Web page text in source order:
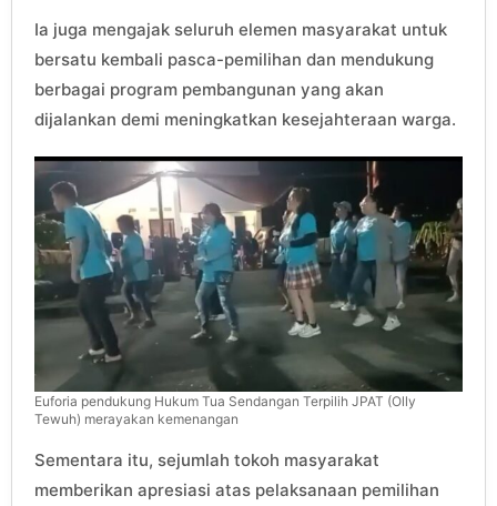
Ia juga mengajak seluruh elemen masyarakat untuk
bersatu kembali pasca-pemilihan dan mendukung
berbagai program pembangunan yang akan
dijalankan demi meningkatkan kesejahteraan warga.
Euforia pendukung Hukum Tua Sendangan Terpilih JPAT (Olly
Tewuh) merayakan kemenangan
Sementara itu, sejumlah tokoh masyarakat
memberikan apresiasi atas pelaksanaan pemilihan